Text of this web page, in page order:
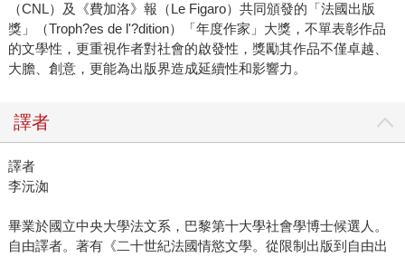
（CNL）及《費加洛》報（Le Figaro）共同頒發的「法國出版
獎」（Troph?es de l'?dition）「年度作家」大獎，不單表彰作品
的文學性，更重視作者對社會的啟發性，獎勵其作品不僅卓越、
大膽、創意，更能為出版界造成延續性和影響力。
譯者
譯者
李沅洳
畢業於國立中央大學法文系，巴黎第十大學社會學博士候選人。
自由譯者。著有《二十世紀法國情慾文學。從限制出版到自由出